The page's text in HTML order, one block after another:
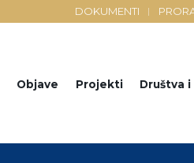
DOKUMENTI
Objave Projekti Društva